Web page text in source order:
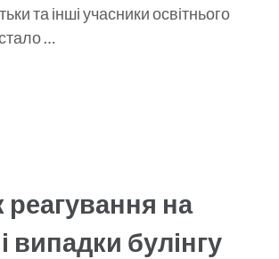
та інші учасники освітнього
…
на
випадки булінгу